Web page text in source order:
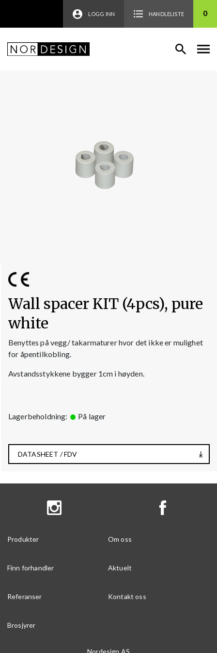
LOGG INN HANDLELISTE 0
Wall spacer KIT (4pcs), pure
white
Benyttes på vegg/ takarmaturer hvor det ikke er mulighet
for åpentilkobling.
Avstandsstykkene bygger 1cm i høyden.
Lagerbeholdning: På lager
DATASHEET / FDV
Produkter Om oss
Finn forhandler Aktuelt
Referanser Kontakt oss
Brosjyrer